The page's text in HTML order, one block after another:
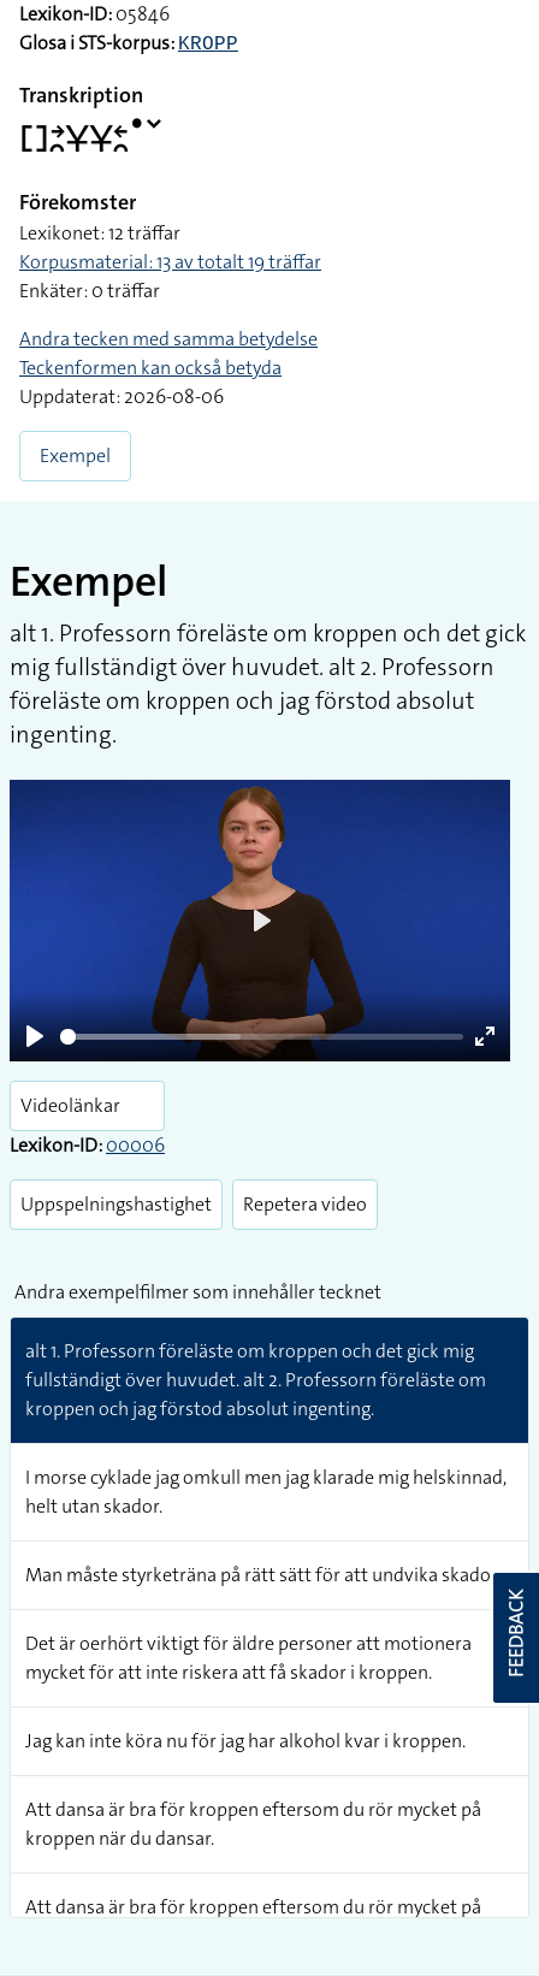
Lexikon-ID:05846
Glosa i STS-korpus: KROPP
Transkription
􌤓􌥔􌥘􌥃􌥃􌥓􌥘􌤟􌥧
Förekomster
Lexikonet: 12 träffar
Korpusmaterial: 13 av totalt 19 träffar
Enkäter: 0 träffar
Andra tecken med samma betydelse
Teckenformen kan också betyda
Uppdaterat: 2026-08-06
Exempel
Exempel
alt 1. Professorn föreläste om kroppen och det gick
mig fullständigt över huvudet. alt 2. Professorn
föreläste om kroppen och jag förstod absolut
ingenting.
Play
Enter
Videolänkar
Lexikon-ID:00006
Uppspelningshastighet Repetera video
Andra exempelfilmer som innehåller tecknet
alt 1. Professorn föreläste om kroppen och det gick mig
fullständigt över huvudet. alt 2. Professorn föreläste om
kroppen och jag förstod absolut ingenting.
I morse cyklade jag omkull men jag klarade mig helskinnad,
helt utan skador.
Man måste styrketräna på rätt sätt för att undvika skador.
Det är oerhört viktigt för äldre personer att motionera
mycket för att inte riskera att få skador i kroppen.
Jag kan inte köra nu för jag har alkohol kvar i kroppen.
Att dansa är bra för kroppen eftersom du rör mycket på
kroppen när du dansar.
Att dansa är bra för kroppen eftersom du rör mycket på
FEEDBACK